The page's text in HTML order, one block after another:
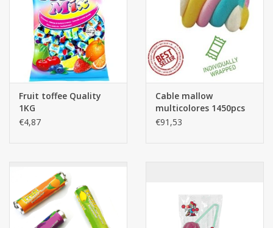
RÉCEPTION DE VOTRE PAIEMENT.
- Les produits saisonniers NE PEUVENT PAS être annulés ou
retournés.
- Les livraisons ne peuvent pas avoir lieu à heure fixe, vous
devez fournir une adresse de vous-même ou de votre travail ou
d'une entreprise amie ou d'un voisin présent pendant les heures
de travail et pouvant signer. Une 2ème livraison sera facturée.
- Merci de fournir un numéro de portable afin que nous
puissions vous contacter rapidement en cas de problème.
exceptionnellement se croiser, ce qui peut entraîner des
ruptures de stock. Les producteurs peuvent également nous
livrer en retard = plus tard que prévu. Nous vous contacterons
alors pour une alternative si possible et acceptée par vous. Dans
Fruit toffee Quality
1KG
€4,87
Cable mallow
multicolores 1450pcs
€91,53